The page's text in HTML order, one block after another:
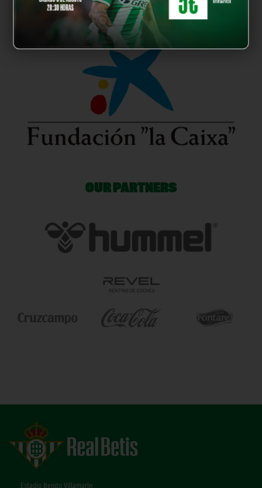
OUR PARTNERS
Estadio Benito Villamarín